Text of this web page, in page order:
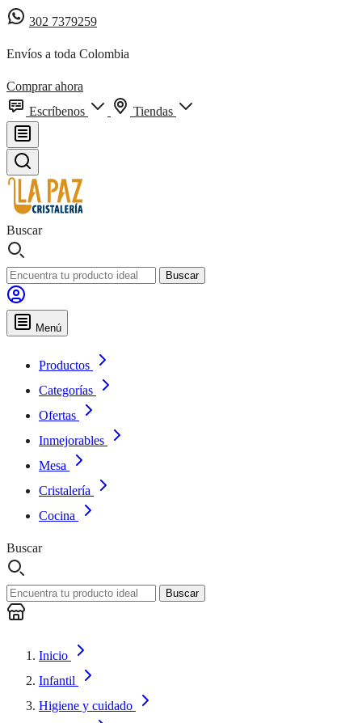
302 7379259
Envíos a toda Colombia
Comprar ahora
Escríbenos
Tiendas
Buscar
Buscar
Menú
Productos
Categorías
Ofertas
Inmejorables
Mesa
Cristalería
Cocina
Buscar
Buscar
Inicio
Infantil
Higiene y cuidado